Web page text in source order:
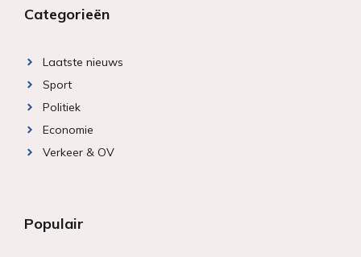
Categorieën
Laatste nieuws
Sport
Politiek
Economie
Verkeer & OV
Populair